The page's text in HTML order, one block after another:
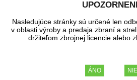
Nasledujúce stránky sú určené len
v oblasti výroby a predaja zbraní a
držiteľom zbrojnej licencie alebo